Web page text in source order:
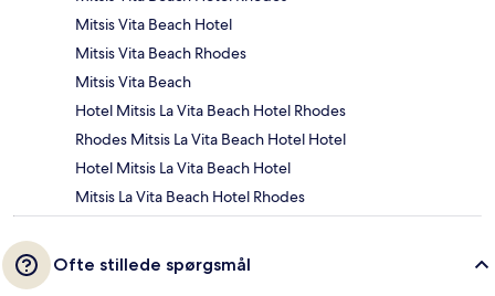
Mitsis Vita Beach Hotel
Mitsis Vita Beach Rhodes
Mitsis Vita Beach
Hotel Mitsis La Vita Beach Hotel Rhodes
Rhodes Mitsis La Vita Beach Hotel Hotel
Hotel Mitsis La Vita Beach Hotel
Mitsis La Vita Beach Hotel Rhodes
Ofte stillede spørgsmål